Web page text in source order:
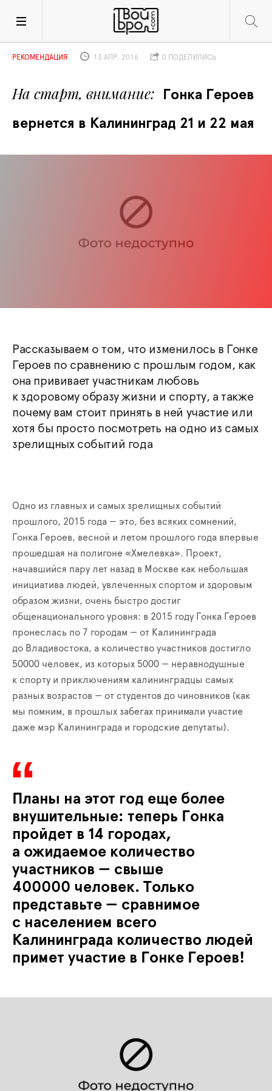
На старт, внимание
Гонка Героев
вернется в Калининград 21 и 22 мая
РЕКОМЕНДАЦИЯ 13 АПР. 2016 0 ПОДЕЛИЛИСЬ
Рассказываем о том, что изменилось в Гонке
Героев по сравнению с прошлым годом, как
она прививает участникам любовь
к здоровому образу жизни и спорту, а также
почему вам стоит принять в ней участие или
хотя бы просто посмотреть на одно из самых
зрелищных событий года
Одно из главных и самых зрелищных событий
прошлого, 2015 года — это, без всяких сомнений,
Гонка Героев, весной и летом прошлого года впервые
прошедшая на полигоне «Хмелевка». Проект,
начавшийся пару лет назад в Москве как небольшая
инициатива людей, увлеченных спортом и здоровым
образом жизни, очень быстро достиг
общенационального уровня: в 2015 году Гонка Героев
пронеслась по 7 городам — от Калининграда
до Владивостока, а количество участников достигло
50000 человек, из которых 5000 — неравнодушные
к спорту и приключениям калининградцы самых
разных возрастов — от студентов до чиновников (как
мы помним, в прошлых забегах принимали участие
даже мэр Калининграда и городские депутаты).
Планы на этот год еще более
внушительные: теперь Гонка
пройдет в 14 городах,
а ожидаемое количество
участников — свыше
400000 человек. Только
представьте — сравнимое
с населением всего
Калининграда количество людей
примет участие в Гонке Героев!